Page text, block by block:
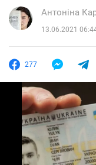
Антоніна
13.06.2021
277